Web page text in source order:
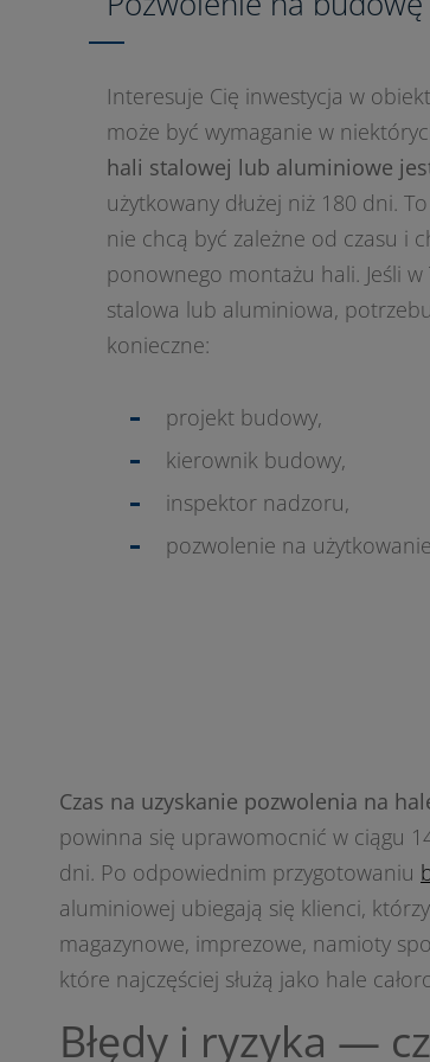
Interesuje Cię inwestycja w
może być wymaganie w
hali stalowej lub aluminiowe
użytkowany dłużej niż 180 dni.
nie chcą być zależne od czasu i
ponownego montażu hali. Jeśli
stalowa lub aluminiowa,
konieczne:
projekt budowy,
kierownik budowy,
inspektor nadzoru,
pozwolenie na
Czas na uzyskanie pozwolenia na
powinna się uprawomocnić w ciągu
dni. Po odpowiednim przygotowaniu
aluminiowej ubiegają się klienci,
magazynowe, imprezowe, namioty
które najczęściej służą jako hale
Błędy i ryzyka —